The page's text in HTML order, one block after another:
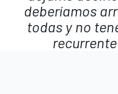
deberíamos
todas y no